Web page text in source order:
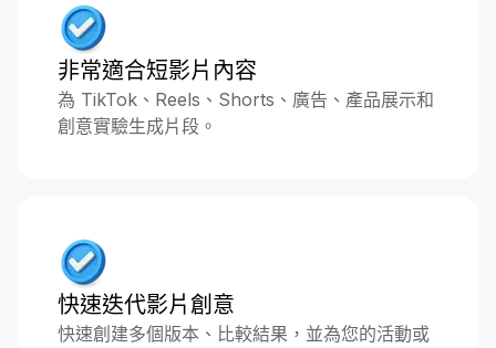
非常適合短影片內容
為 TikTok、Reels、Shorts、廣告、產品展示和
創意實驗生成片段。
快速迭代影片創意
快速創建多個版本、比較結果，並為您的活動或